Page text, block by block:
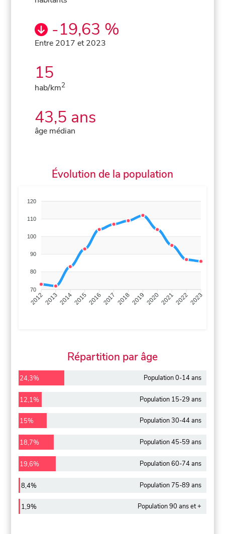
-19,63 %
Entre 2017 et 2023
15
hab/km2
43,5 ans
âge médian
Évolution de la population
120
110
100
90
80
70
201220132014201520162017 20182019 2020202120222023
Répartition par âge
24,3% Population 0-14 ans
12,1% Population 15-29 ans
15% Population 30-44 ans
18,7% Population 45-59 ans
19,6% Population 60-74 ans
8,4% Population 75-89 ans
1,9% Population 90 ans et +